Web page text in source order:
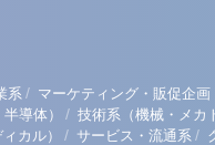
系 / マーケティング・販促企
導体） / 技術系（機械・メカ
カル） / サービス・流通系 /